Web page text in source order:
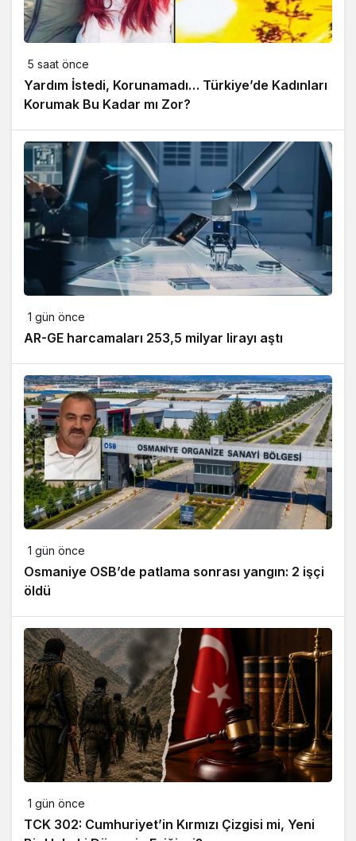
5 saat önce
Yardım İstedi, Korunamadı… Türkiye’de Kadınları
Korumak Bu Kadar mı Zor?
1 gün önce
AR-GE harcamaları 253,5 milyar lirayı aştı
1 gün önce
Osmaniye OSB’de patlama sonrası yangın: 2 işçi
öldü
1 gün önce
TCK 302: Cumhuriyet’in Kırmızı Çizgisi mi, Yeni